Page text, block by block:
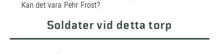
Kan det vara Pehr Frost?
Soldater vid detta torp